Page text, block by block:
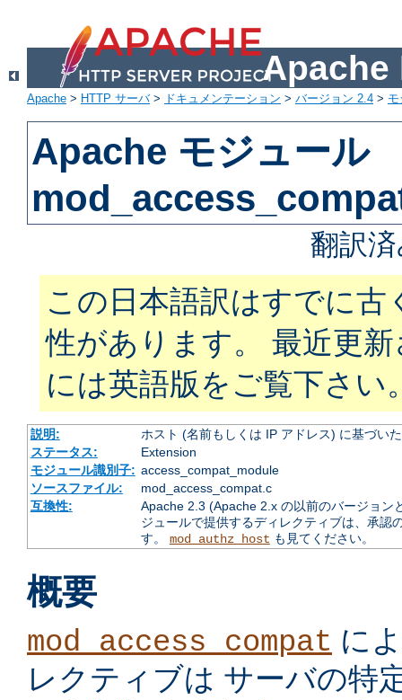
Apache
Apache > HTTP サーバ> ドキュメンテーション > バージョン 2.4 >
Apache モジュール
翻訳
この日本語訳はすでに古
性があります。 最近更
には英語版をご覧下さい
説明:
ホスト (名前もしくは IP アドレス) に基づい
ステータス:
Extension
モジュール識別子: access_compat_module
ソースファイル:
mod_access_compat.c
互換性:
Apache 2.3 (Apache 2.x の以前のバージョン
ジュールで提供するディレクティブは、承認
す。 mod_authz_host も見てください。
概要
mod_access_compat に
レクティブは サーバの特